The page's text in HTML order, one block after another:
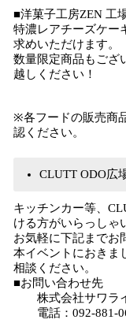
■洋菓子工房ZEN 工
特濃レアチーズケー
求めいただけます。
数量限定商品もござ
越しください！
※各フードの販売商
認ください。
CLUTT ODO広
キッチンカー等、
ける方がいらっしゃ
お気軽に下記までお
本イベントにおきま
相談ください。
■お問い合わせ先
株式会社サワラ
電話：092-881-